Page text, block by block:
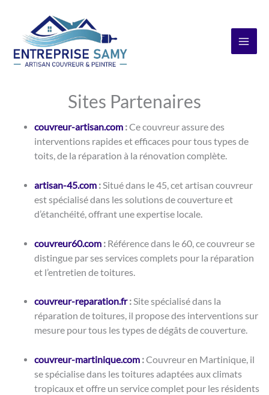
contenu
Sites Partenaires
couvreur-artisan.com:Ce couvreur assure des
interventions rapides et efficaces pour tous types de
toits, de la réparation à la rénovation complète.
artisan-45.com:Situé dans le 45, cet artisan couvreur
est spécialisé dans les solutions de couverture et
d’étanchéité, offrant une expertise locale.
couvreur60.com: Référence dans le 60, ce couvreur se
distingue par ses services complets pour la réparation
et l’entretien de toitures.
couvreur-reparation.fr:Site spécialisé dans la
réparation de toitures, il propose des interventions sur
mesure pour tous les types de dégâts de couverture.
couvreur-martinique.com:Couvreur en Martinique, il
se spécialise dans les toitures adaptées aux climats
tropicaux et offre un service complet pour les résidents